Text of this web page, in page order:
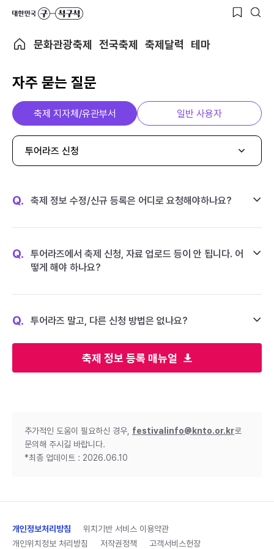
문화관광축제 전국축제 축제달력 테마
자주 묻는 질문
축제 정보 등록 매뉴얼
축제 지자체/유관부서 일반 사용자
투어라즈 신청
Q. 축제 정보 수정/신규 등록은 어디로 요청해야하나요?
Q.
투어라즈에서 축제 신청, 자료 업로드 등이 안 됩니다. 어
떻게 해야 하나요?
Q. 투어라즈 말고, 다른 신청 방법은 없나요?
추가적인 도움이 필요하신 경우, festivalinfo@knto.or.kr로
문의해 주시길 바랍니다.
*최종 업데이트 : 2026.06.10
개인정보처리방침
위치기반 서비스 이용약관
개인위치정보 처리방침
저작권정책 고객서비스헌장